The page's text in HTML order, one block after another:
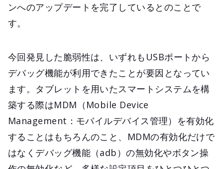
ンへのアップデートを完了しているとのことで
す。
今回発見した脆弱性は、いずれもUSBポートから
デバッグ機能が利用できたことが要因となってい
ます。タブレットを用いたスマートシステムを構
築する際はMDM（Mobile Device
Management：モバイルデバイス管理）を有効化
することはもちろんのこと、MDMの有効化だけで
はなくデバッグ機能（adb）の無効化やボタン操